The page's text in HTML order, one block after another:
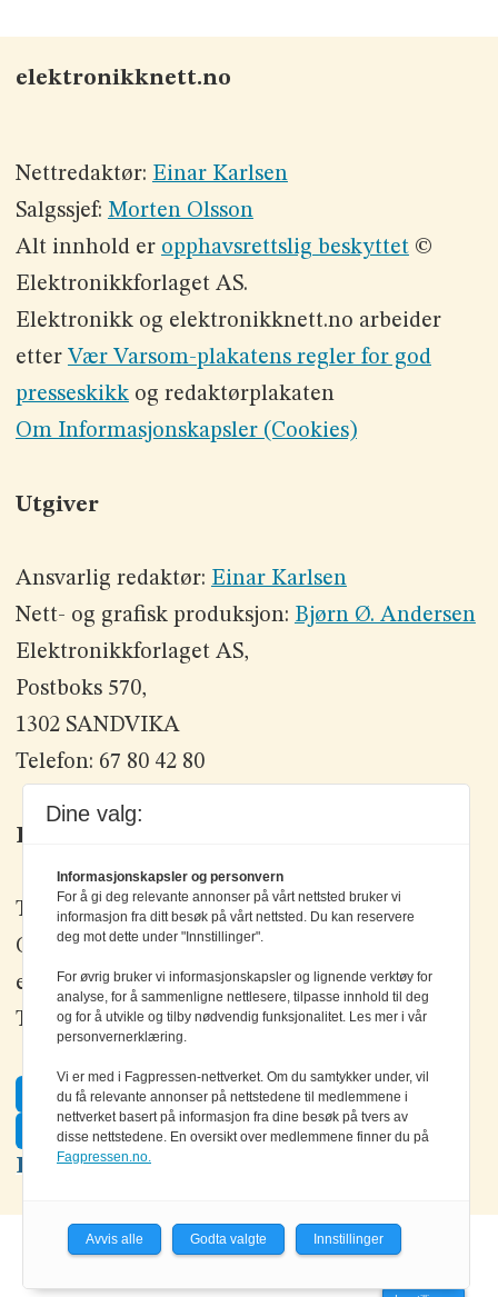
elektronikknett.no
Nettredaktør: Einar Karlsen
Salgssjef: Morten Olsson
Alt innhold er opphavsrettslig beskyttet©
Elektronikkforlaget AS.
Elektronikk og elektronikknett.no arbeider
etter Vær Varsom-plakatens regler for god
presseskikkog redaktørplakaten
Om Informasjonskapsler (Cookies)
Utgiver
Ansvarlig redaktør: Einar Karlsen
Nett- og grafisk produksjon: Bjørn Ø. Andersen
Elektronikkforlaget AS,
Postboks 570,
1302 SANDVIKA
Telefon: 67 80 42 80
Kontakt oss
Tlf: +47 67 80 42 80
Olav Brunborgs vei 6, 1396 Billingstad
epost: elektronikk@elektronikkforlaget.no
Tips oss:tips@elektronikkforlaget.no
Facebook
Twitter
LinkedIn
Dine valg:
Informasjonskapsler og personvern
For å gi deg relevante annonser på vårt nettsted bruker vi
informasjon fra ditt besøk på vårt nettsted. Du kan reservere
deg mot dette under "Innstillinger".
For øvrig bruker vi informasjonskapsler og lignende verktøy for
analyse, for å sammenligne nettlesere, tilpasse innhold til deg
og for å utvikle og tilby nødvendig funksjonalitet. Les mer i vår
personvernerklæring.
Vi er med i Fagpressen-nettverket. Om du samtykker under, vil
du få relevante annonser på nettstedene til medlemmene i
nettverket basert på informasjon fra dine besøk på tvers av
disse nettstedene. En oversikt over medlemmene finner du på
Fagpressen.no.
Avvis alle Godta valgte Innstillinger